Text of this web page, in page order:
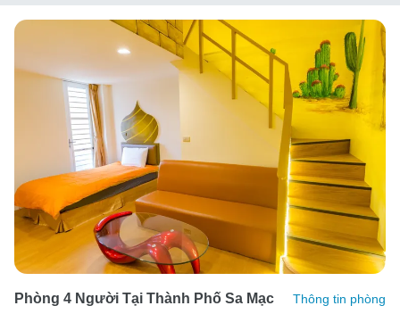
Phòng 4 Người Tại Thành Phố Sa Mạc Thông tin phòng